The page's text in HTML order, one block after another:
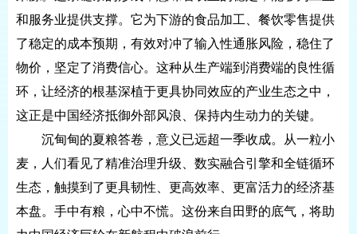
和服务业提供支撑。它为下游的食品加工、餐饮零售提供
了稳定的成本预期，有效对冲了输入性通胀风险，稳住了
物价，坚定了消费信心。这种从生产端到消费端的良性循
环，让经济的根基深植于更具协同效应的产业生态之中，
这正是中国经济抵御外部风浪、保持内生动力的关键。
沉甸甸的夏粮答卷，意义已远超一季收成。从一粒小
麦，人们看见了精准治理升级、数实融合引擎和全链循环
生态，触摸到了更具韧性、更高效率、更富活力的经济基
本盘。手中有粮，心中不慌。这份来自田野的底气，将助